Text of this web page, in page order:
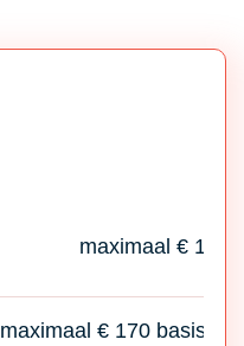
maximaal € 170
maximaal € 170 basis +